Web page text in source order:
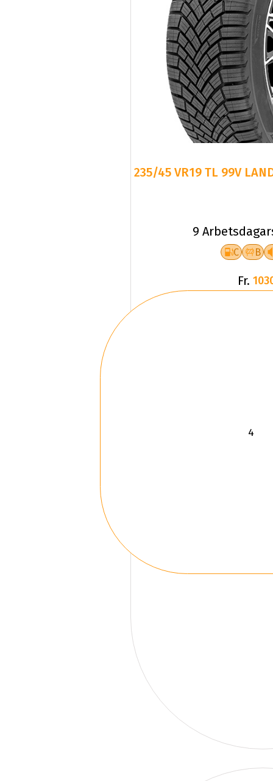
235/45 VR19 TL 99V
C B
Fr.